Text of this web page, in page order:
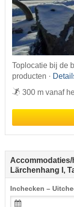
Toplocatie bij de
producten ·
300 m vanaf
Lärchenhang I,
Inchecken –